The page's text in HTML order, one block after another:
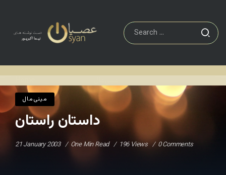
مينی‌مال
داستان راستان
21 January 2003 One Min Read 196 Views 0 Comments